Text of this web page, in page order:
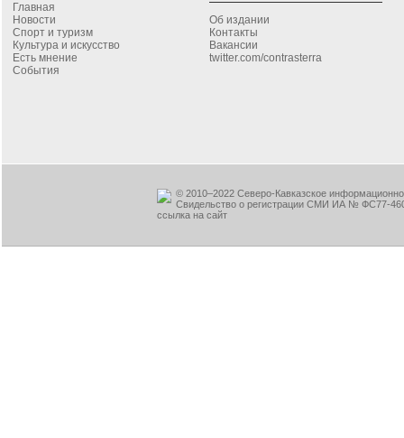
Главная
Новости
Спорт и туризм
Культура и искусство
Есть мнение
События
Об издании
Контакты
Вакансии
twitter.com/contrasterra
© 2010–2022 Северо-Кавказское
Свидельство о регистрации СМИ ИА № ФС77-
ссылка на сайт